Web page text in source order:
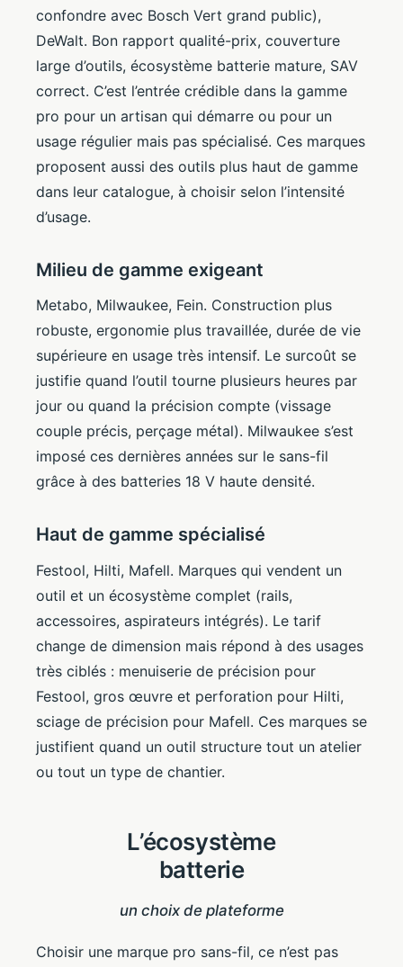
confondre avec Bosch Vert grand public),
DeWalt. Bon rapport qualité-prix, couverture
large d’outils, écosystème batterie mature, SAV
correct. C’est l’entrée crédible dans la gamme
pro pour un artisan qui démarre ou pour un
usage régulier mais pas spécialisé. Ces marques
proposent aussi des outils plus haut de gamme
dans leur catalogue, à choisir selon l’intensité
d’usage.
Milieu de gamme exigeant
Metabo, Milwaukee, Fein. Construction plus
robuste, ergonomie plus travaillée, durée de vie
supérieure en usage très intensif. Le surcoût se
justifie quand l’outil tourne plusieurs heures par
jour ou quand la précision compte (vissage
couple précis, perçage métal). Milwaukee s’est
imposé ces dernières années sur le sans-fil
grâce à des batteries 18 V haute densité.
Haut de gamme spécialisé
Festool, Hilti, Mafell. Marques qui vendent un
outil et un écosystème complet (rails,
accessoires, aspirateurs intégrés). Le tarif
change de dimension mais répond à des usages
très ciblés : menuiserie de précision pour
Festool, gros œuvre et perforation pour Hilti,
sciage de précision pour Mafell. Ces marques se
justifient quand un outil structure tout un atelier
ou tout un type de chantier.
L’écosystème
batterie
un choix de plateforme
Choisir une marque pro sans-fil, ce n’est pas